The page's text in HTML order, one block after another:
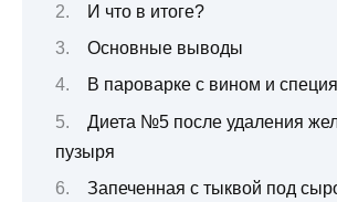
И что в итоге?
Основные выводы
В пароварке с вином и
Диета №5 после удаления
пузыря
Запеченная с тыквой под